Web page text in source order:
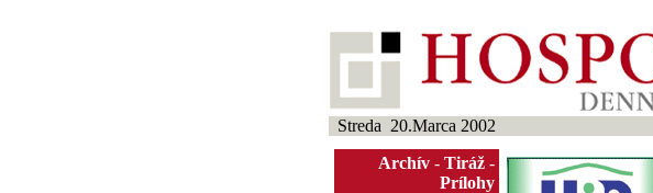
Streda 20.Marca 2002
Archív - Tiráž -
Prílohy